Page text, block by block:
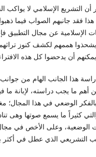
أن التشريع الإسلامي لا يواكب
فقد جانبهم الصواب فيما
الإسلامية عن مجال التطبيق
هممهم لكشف كنوز تراثهم
أهم ما يجب دراسته، لإبانة
الوضعي في هذا المجال؛
كثيراً ما يسمع صوتها وهى
الوضعية، وعلى الأخص في